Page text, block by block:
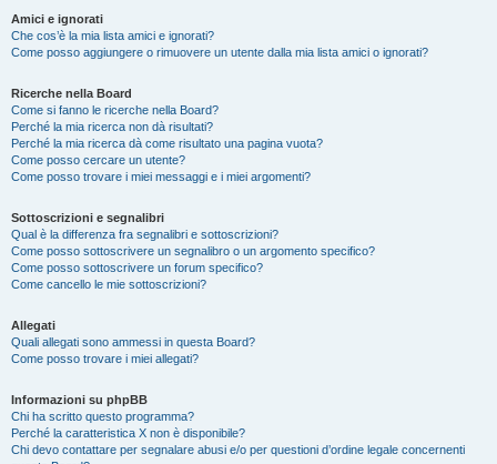
Amici e ignorati
Che cos’è la mia lista amici e ignorati?
Come posso aggiungere o rimuovere un utente dalla mia lista amici o ignorati?
Ricerche nella Board
Come si fanno le ricerche nella Board?
Perché la mia ricerca non dà risultati?
Perché la mia ricerca dà come risultato una pagina vuota?
Come posso cercare un utente?
Come posso trovare i miei messaggi e i miei argomenti?
Sottoscrizioni e segnalibri
Qual è la differenza fra segnalibri e sottoscrizioni?
Come posso sottoscrivere un segnalibro o un argomento specifico?
Come posso sottoscrivere un forum specifico?
Come cancello le mie sottoscrizioni?
Allegati
Quali allegati sono ammessi in questa Board?
Come posso trovare i miei allegati?
Informazioni su phpBB
Chi ha scritto questo programma?
Perché la caratteristica X non è disponibile?
Chi devo contattare per segnalare abusi e/o per questioni d’ordine legale concernenti